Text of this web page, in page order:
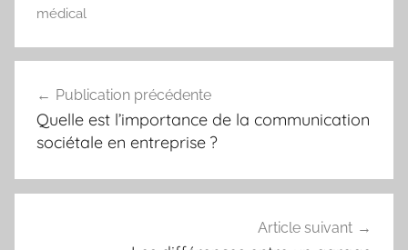
médical
de
l’article
Publication précédente
Quelle est l’importance de la communication
sociétale en entreprise ?
Article suivant